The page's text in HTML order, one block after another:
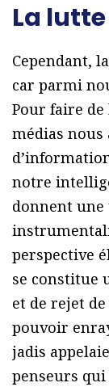
La
Cependant,
car parmi
Pour faire de
médias
notre
donnent
perspective
se constitue
et de rejet
pouvoir
jadis
penseurs qui